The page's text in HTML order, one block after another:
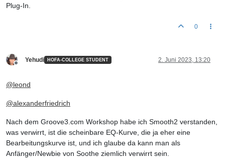
Plug-In.
0
Yehudi HOFA-COLLEGE STUDENT 2. Juni 2023, 13:20
@leond
@alexanderfriedrich
Nach dem Groove3.com Workshop habe ich Smooth2 verstanden,
was verwirrt, ist die scheinbare EQ-Kurve, die ja eher eine
Bearbeitungskurve ist, und ich glaube da kann man als
Anfänger/Newbie von Soothe ziemlich verwirrt sein.